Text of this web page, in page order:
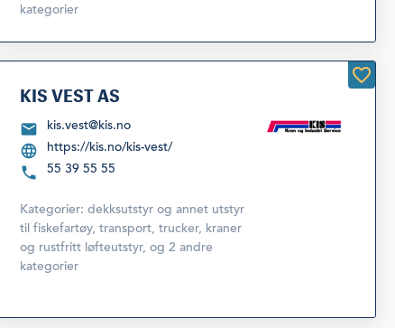
kategorier
KIS VEST AS
kis.vest@kis.no
https://kis.no/kis-vest/
55 39 55 55
Kategorier:dekksutstyr og annet utstyr
til fiskefartøy,transport, trucker, kraner
og rustfritt løfteutstyr,og 2 andre
kategorier